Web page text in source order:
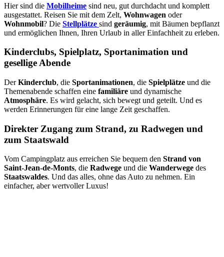
Hier sind die Mobilheime sind neu, gut durchdacht und komplett
ausgestattet. Reisen Sie mit dem Zelt, Wohnwagen oder
Wohnmobil? Die Stellplätze sind geräumig, mit Bäumen bepflanzt
und ermöglichen Ihnen, Ihren Urlaub in aller Einfachheit zu erleben.
Kinderclubs, Spielplatz, Sportanimation und
gesellige Abende
DerKinderclub, die Sportanimationen, die Spielplätze und die
Themenabende schaffen eine familiäre und dynamische
Atmosphäre. Es wird gelacht, sich bewegt und geteilt. Und es
werden Erinnerungen für eine lange Zeit geschaffen.
Direkter Zugang zum Strand, zu Radwegen und
zum Staatswald
Vom Campingplatz aus erreichen Sie bequem den Strand von
Saint-Jean-de-Monts, die Radwege und die Wanderwege des
Staatswaldes. Und das alles, ohne das Auto zu nehmen. Ein
einfacher, aber wertvoller Luxus!